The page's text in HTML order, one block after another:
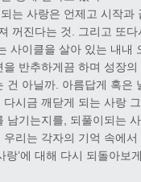
는 사랑은 언제고 시작과
꺼진다는 것. 그리고 또
사이클을 살아 있는 내내
을 반추하게끔 하며 성장
건 아닐까. 아름답게 혹은
다시금 깨닫게 되는 사랑
남기는지를, 되풀이되는
리는 각자의 기억 속에
랑’에 대해 다시 되돌아보